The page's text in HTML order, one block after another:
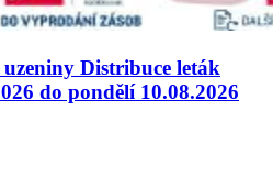
Distribuce leták
do pondělí 10.08.2026